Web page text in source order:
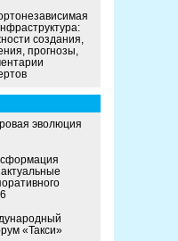
создания,
прогнозы,
эволюция
«Такси»